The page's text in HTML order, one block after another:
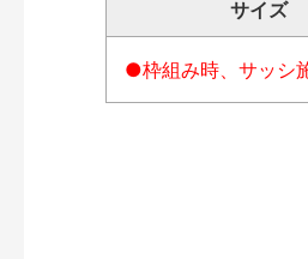
サイズ
●枠組み時、サッシ